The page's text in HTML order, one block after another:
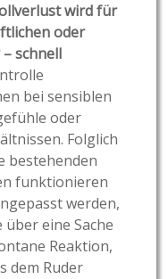
wird für
oder
schnell
bei sensiblen
oder
Folglich
bestehenden
funktionieren
werden,
eine Sache
Reaktion,
dem Ruder